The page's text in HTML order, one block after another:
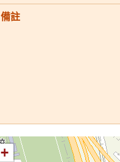
備註
+